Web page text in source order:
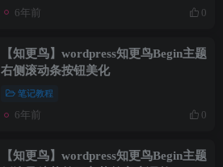
6年前 0
【知更鸟】wordpress知更鸟Begin主题
右侧滚动条按钮美化
笔记教程
6年前 0
【知更鸟】wordpress知更鸟Begin主题